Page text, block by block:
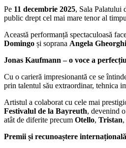
Pe 11 decembrie 2025, Sala Palatului
public drept cel mai mare tenor al
Această performanță spectaculoasă
Domingo și soprana Angela
Jonas Kaufmann – o voce a
Cu o carieră impresionantă ce se
prin talentul său extraordinar, tehnica
Artistul a colaborat cu cele mai
Festivalul de la Bayreuth, devenind
atât de diferite precum Otello, Tristan,
Premii și recunoaștere internațională